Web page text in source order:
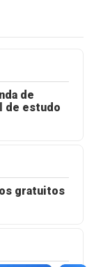
de
de estudo
gratuitos